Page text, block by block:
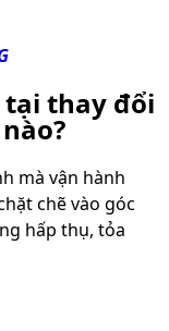
thay đổi
mà vận hành
chẽ vào góc
hấp thụ, tỏa